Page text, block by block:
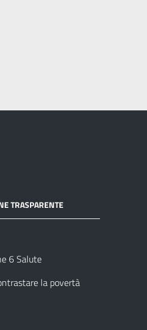
TRASPARENTE
6 Salute
la povertà